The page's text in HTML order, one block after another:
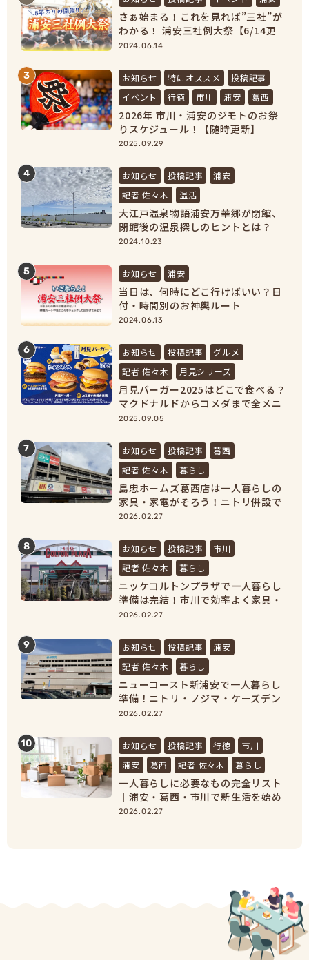
さぁ始まる！これを見れば”三社”が
わかる！ 浦安三社例大祭【6/14更
新】
2024.06.14
3 お知らせ 特にオススメ
投稿記事
イベント
行徳 市川 浦安 葛西
2026年 市川・浦安のジモトのお祭
りスケジュール！【随時更新】
2025.09.29
4 お知らせ 投稿記事
浦安
記者 佐々木
温活
大江戸温泉物語浦安万華郷が閉館、
閉館後の温泉探しのヒントとは？
【浦安市民必見！】
2024.10.23
5 お知らせ 浦安
当日は、何時にどこ行けばいい？日
付・時間別のお神輿ルート
2024.06.13
6 お知らせ 投稿記事
グルメ
記者 佐々木
月見シリーズ
月見バーガー2025はどこで食べる？
マクドナルドからコメダまで全メニ
ュー紹介！
2025.09.05
7 お知らせ 投稿記事
葛西
記者 佐々木
暮らし
島忠ホームズ葛西店は一人暮らしの
家具・家電がそろう！ニトリ併設で
新生活準備が完結
2026.02.27
8 お知らせ 投稿記事
市川
記者 佐々木
暮らし
ニッケコルトンプラザで一人暮らし
準備は完結！市川で効率よく家具・
家電をそろえよう！
2026.02.27
9 お知らせ 投稿記事
浦安
記者 佐々木
暮らし
ニューコースト新浦安で一人暮らし
準備！ニトリ・ノジマ・ケーズデン
キで家具家電をまとめ買い
2026.02.27
10 お知らせ 投稿記事 行徳
市川
浦安
葛西 記者 佐々木 暮らし
一人暮らしに必要なもの完全リスト
｜浦安・葛西・市川で新生活を始め
る人向け準備ガイド
2026.02.27